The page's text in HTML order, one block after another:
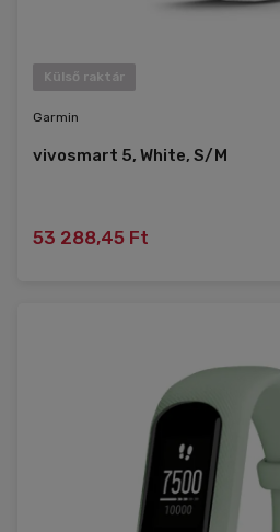
Külső raktár
Garmin
vivosmart 5, White, S/M
53 288,45 Ft